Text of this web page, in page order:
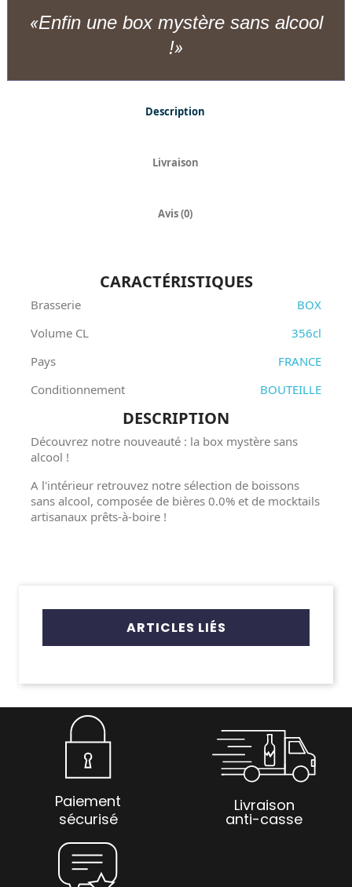
Enfin une box mystère sans alcool
!
Description
Livraison
Avis (0)
CARACTÉRISTIQUES
Brasserie
BOX
Volume CL
356cl
Pays
FRANCE
Conditionnement
BOUTEILLE
DESCRIPTION
Découvrez notre nouveauté : la box mystère sans
alcool !
A l'intérieur retrouvez notre sélection de boissons
sans alcool, composée de bières 0.0% et de mocktails
artisanaux prêts-à-boire !
ARTICLES LIÉS
Paiement
sécurisé
Livraison
anti-casse